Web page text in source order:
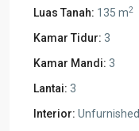
Luas Tanah: 135 m2
Kamar Tidur: 3
Kamar Mandi: 3
Lantai: 3
Interior: Unfurnished